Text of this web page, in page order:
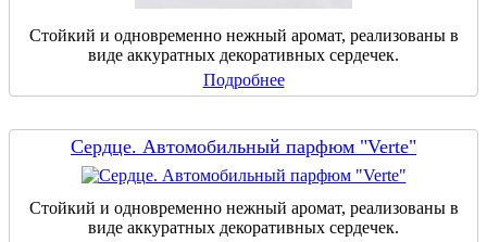
Стойкий и одновременно нежный аромат, реализованы в
виде аккуратных декоративных сердечек.
Подробнее
Сердце. Автомобильный парфюм "Verte"
Стойкий и одновременно нежный аромат, реализованы в
виде аккуратных декоративных сердечек.